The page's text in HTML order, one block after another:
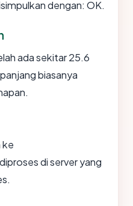
dengan: OK.
ada sekitar 25.6
biasanya
ke
diproses di server yang